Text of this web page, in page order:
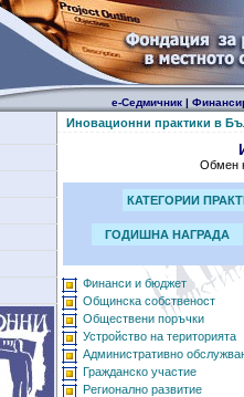
е-Седмичник|
Иновационни практики в
Обмен
КАТЕГОРИИ
ГОДИШНА НАГРАДА
Финанси и бюджет
Общинска собственост
Обществени поръчки
Устройство на територията
Административно
Гражданско участие
Регионално развитие